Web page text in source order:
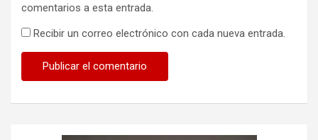
comentarios a esta entrada.
Recibir un correo electrónico con cada nueva entrada.